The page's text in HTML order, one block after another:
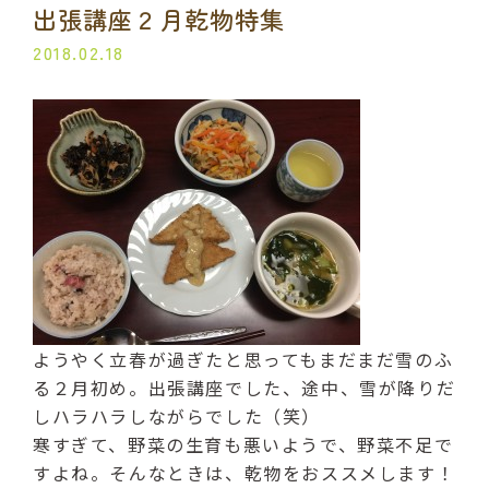
コラボ・イベント
当日の流れ
BLOG
よくある質問 受講生の声
ご利用規約
プライバシーポリシー
申込・お問い合わせ
070-2013-1969
（受付時間：9:00〜17:00）
出張講座２月乾物特集
2018.02.18
ようやく立春が過ぎたと思ってもまだまだ雪のふ
る２月初め。出張講座でした、途中、雪が降りだ
しハラハラしながらでした（笑）
寒すぎて、野菜の生育も悪いようで、野菜不足で
すよね。そんなときは、乾物をおススメします！